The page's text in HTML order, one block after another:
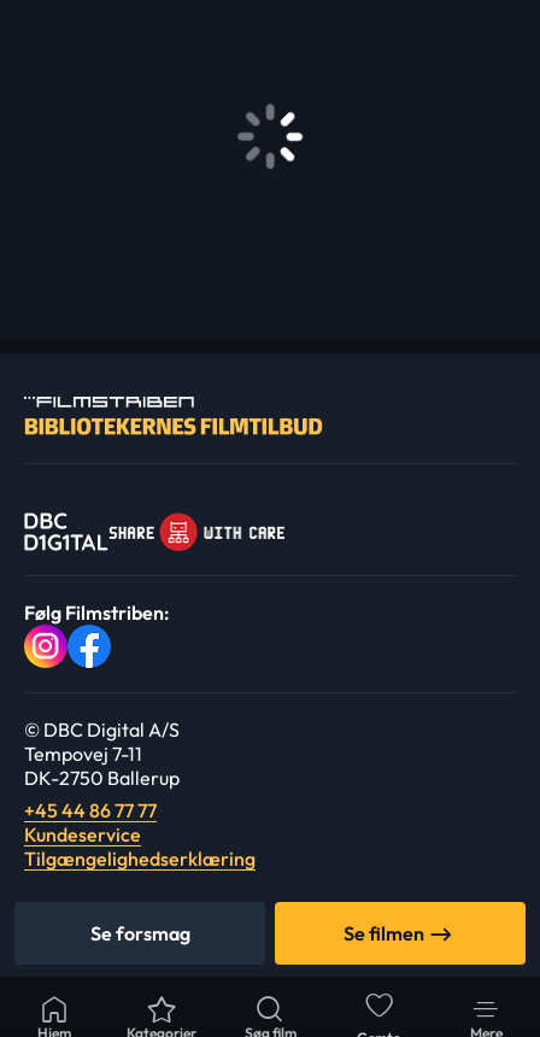
Hjem Kategorier Søg film Mere
Se forsmag Se filmen
Følg Filmstriben:
© DBC Digital A/S
Tempovej 7-11
DK-2750 Ballerup
+45 44 86 77 77
Kundeservice
Tilgængelighedserklæring